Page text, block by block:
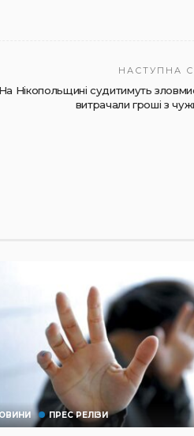
НАСТУПНА
На Нікопольщині судитимуть
витрачали гроші з
ПРЕС РЕЛІЗИ